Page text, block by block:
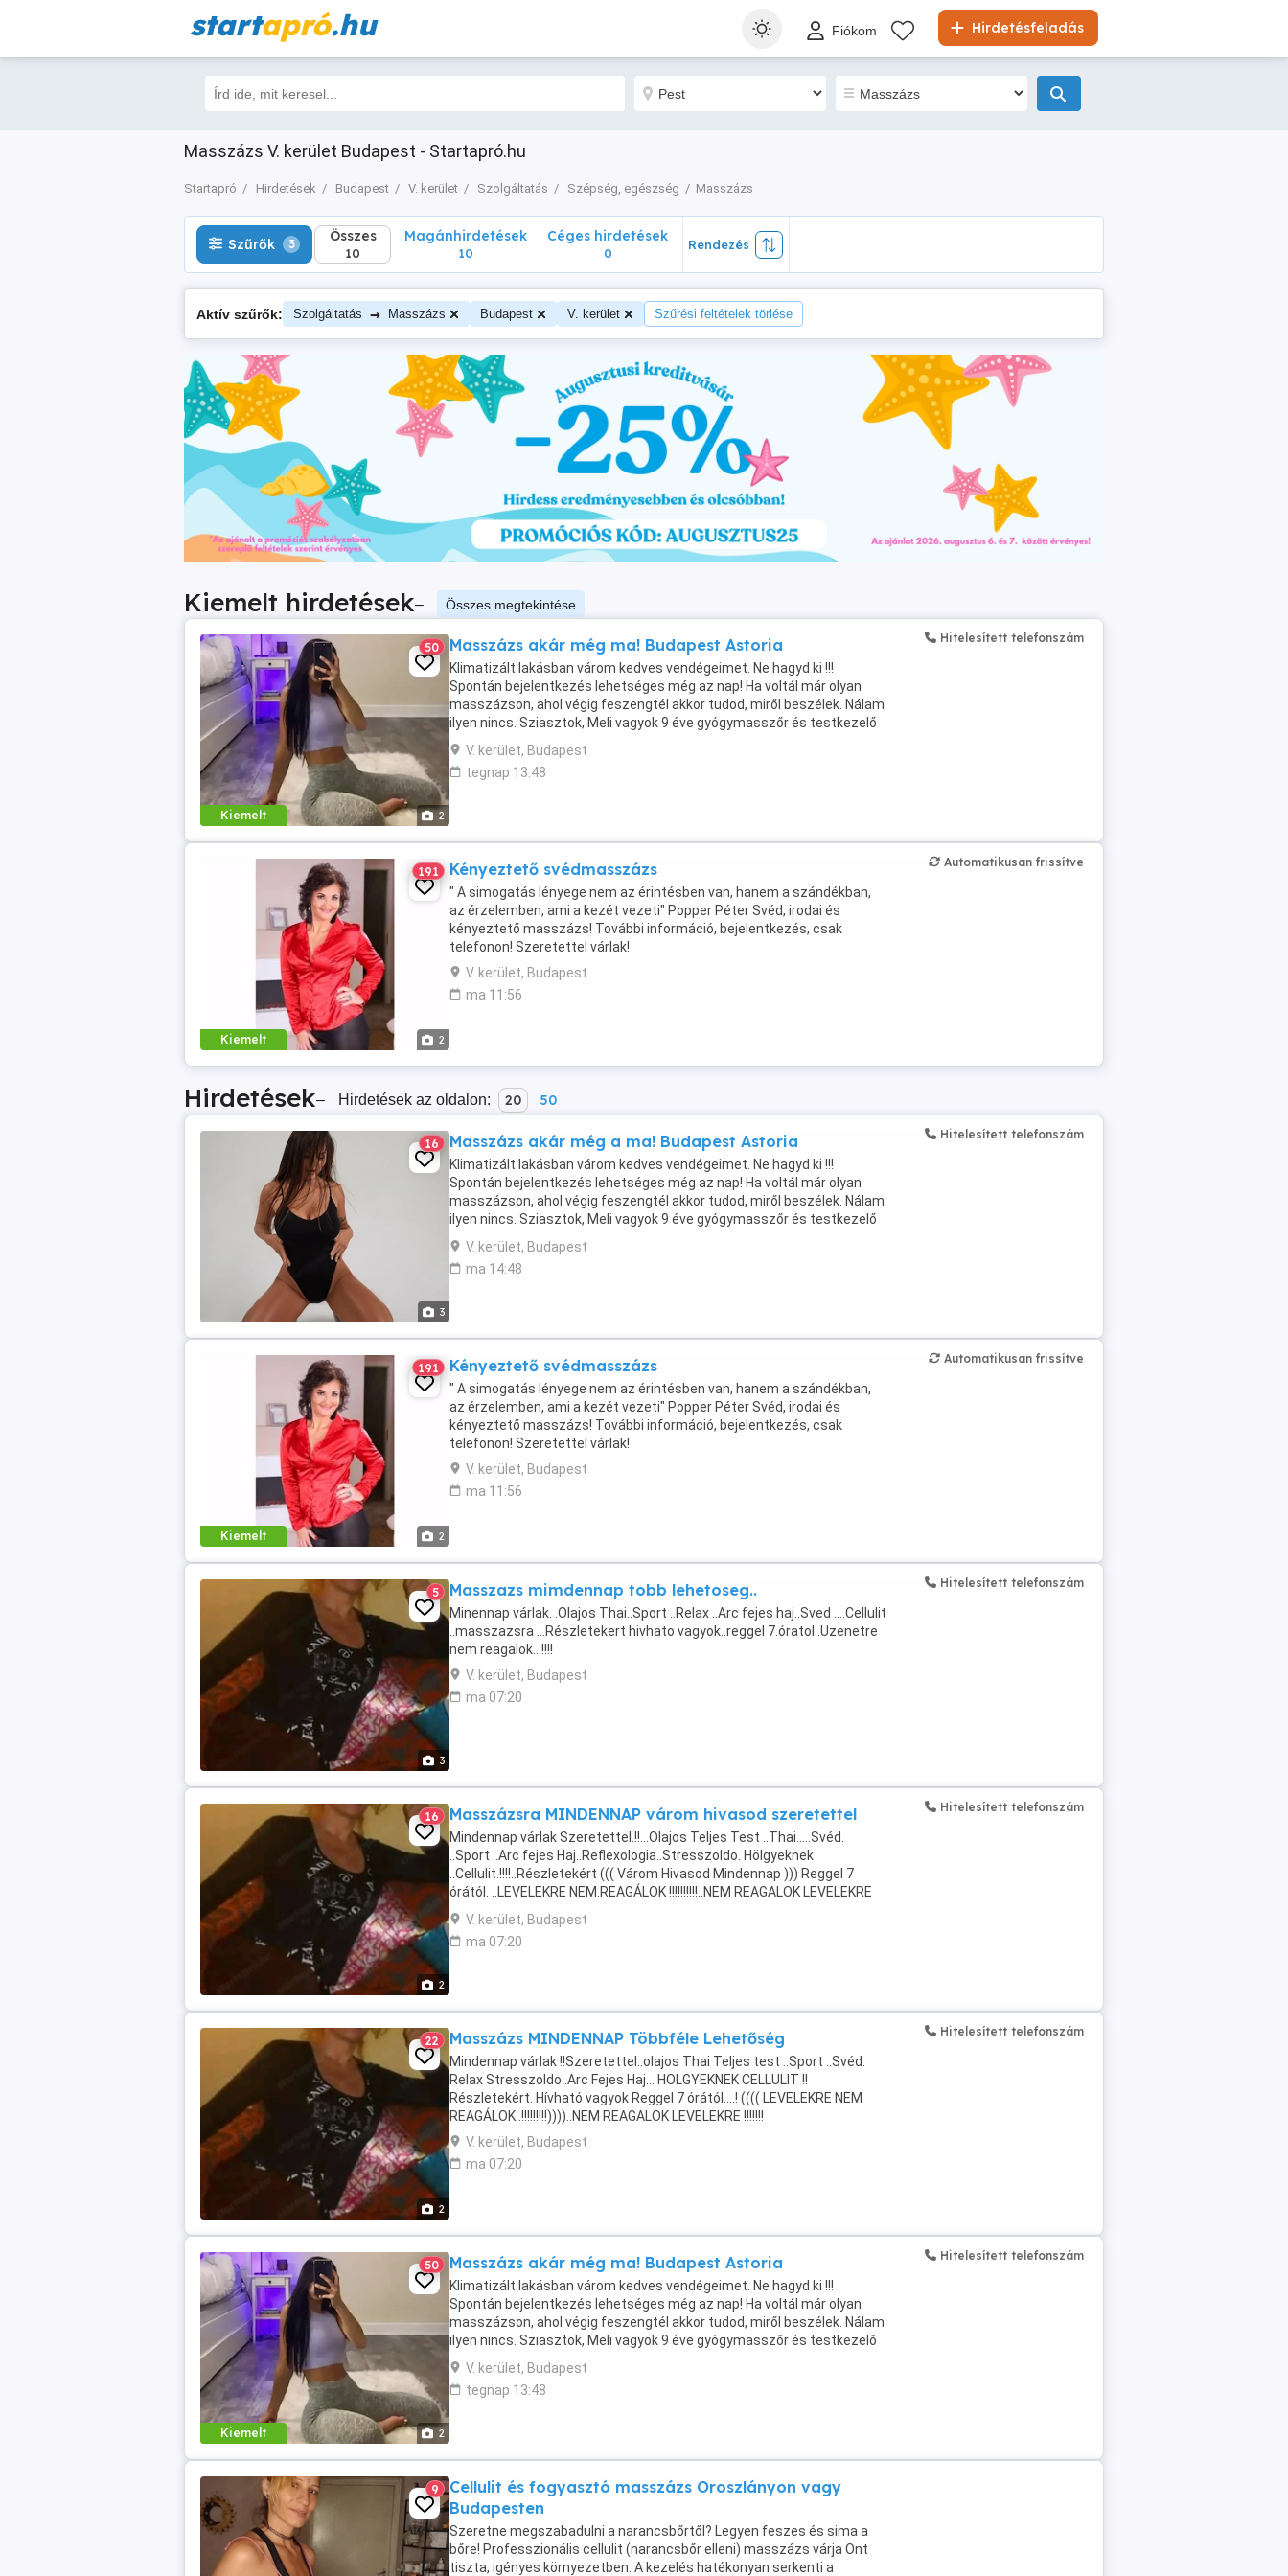
startapró.hu Hirdetésfeladás
Fiókom
Masszázs V. kerület Budapest - Startapró.hu
Startapró Hirdetések Budapest V. kerület Szolgáltatás Szépség, egészség Masszázs
Szűrők 3 Összes
10
Szűrők 3 Összes
10
Magánhirdetések
10
Céges hirdetések
0
Rendezés
Aktív szűrők: Szolgáltatás → Masszázs Budapest V. kerület Szűrési feltételek törlése
Kiemelt hirdetések– Összes megtekintése
Kiemelt 2
50 Masszázs akár még ma! Budapest Astoria
Klimatizált lakásban várom kedves vendégeimet. Ne hagyd ki !!!
Spontán bejelentkezés lehetséges még az nap! Ha voltál már olyan
masszázson, ahol végig feszengtél akkor tudod, miről beszélek. Nálam
ilyen nincs. Sziasztok, Meli vagyok 9 éve gyógymasszőr és testkezelő
vagyok, elég gyorsan ráérzek, ...
V. kerület, Budapest
tegnap 13:48
Hitelesített telefonszám
Kiemelt 2
191 Kényeztető svédmasszázs
" A simogatás lényege nem az érintésben van, hanem a szándékban,
az érzelemben, ami a kezét vezeti" Popper Péter Svéd, irodai és
kényeztető masszázs! További információ, bejelentkezés, csak
telefonon! Szeretettel várlak!
V. kerület, Budapest
ma 11:56
Automatikusan frissítve
Hirdetések– Hirdetések az oldalon: 20 50
3
16 Masszázs akár még a ma! Budapest Astoria
Klimatizált lakásban várom kedves vendégeimet. Ne hagyd ki !!!
Spontán bejelentkezés lehetséges még az nap! Ha voltál már olyan
masszázson, ahol végig feszengtél akkor tudod, miről beszélek. Nálam
ilyen nincs. Sziasztok, Meli vagyok 9 éve gyógymasszőr és testkezelő
vagyok, elég gyorsan ráérzek, mire ...
V. kerület, Budapest
ma 14:48
Hitelesített telefonszám
Kiemelt 2
191 Kényeztető svédmasszázs
" A simogatás lényege nem az érintésben van, hanem a szándékban,
az érzelemben, ami a kezét vezeti" Popper Péter Svéd, irodai és
kényeztető masszázs! További információ, bejelentkezés, csak
telefonon! Szeretettel várlak!
V. kerület, Budapest
ma 11:56
Automatikusan frissítve
3
5 Masszazs mimdennap tobb lehetoseg..
Minennap várlak. .Olajos Thai..Sport ..Relax ..Arc fejes haj..Sved ....Cellulit
..masszazsra ...Részletekert hivhato vagyok..reggel 7.óratol..Uzenetre
nem reagalok...!!!!
V. kerület, Budapest
ma 07:20
Hitelesített telefonszám
2
16 Masszázsra MINDENNAP várom hivasod szeretettel
Mindennap várlak Szeretettel.!!...Olajos Teljes Test ..Thai.....Svéd.
..Sport ..Arc fejes Haj..Reflexologia..Stresszoldo. Hölgyeknek
..Cellulit.!!!!..Részletekért ((( Várom Hivasod Mindennap ))) Reggel 7
órától. ..LEVELEKRE NEM.REAGÁLOK !!!!!!!!!!..NEM REAGALOK LEVELEKRE
!!!!!!!!
V. kerület, Budapest
ma 07:20
Hitelesített telefonszám
2
22 Masszázs MINDENNAP Többféle Lehetőség
Mindennap várlak !!Szeretettel..olajos Thai Teljes test ..Sport ..Svéd.
Relax Stresszoldo .Arc Fejes Haj... HOLGYEKNEK CELLULIT !!
Részletekért. Hívható vagyok Reggel 7 órától....! (((( LEVELEKRE NEM
REAGÁLOK..!!!!!!!!!))))..NEM REAGALOK LEVELEKRE !!!!!!!
V. kerület, Budapest
ma 07:20
Hitelesített telefonszám
Kiemelt 2
50 Masszázs akár még ma! Budapest Astoria
Klimatizált lakásban várom kedves vendégeimet. Ne hagyd ki !!!
Spontán bejelentkezés lehetséges még az nap! Ha voltál már olyan
masszázson, ahol végig feszengtél akkor tudod, miről beszélek. Nálam
ilyen nincs. Sziasztok, Meli vagyok 9 éve gyógymasszőr és testkezelő
vagyok, elég gyorsan ráérzek, ...
V. kerület, Budapest
tegnap 13:48
Hitelesített telefonszám
9
Cellulit és fogyasztó masszázs Oroszlányon vagy
Budapesten
Szeretne megszabadulni a narancsbőrtől? Legyen feszes és sima a
bőre! Professzionális cellulit (narancsbőr elleni) masszázs várja Önt
tiszta, igényes környezetben. A kezelés hatékonyan serkenti a